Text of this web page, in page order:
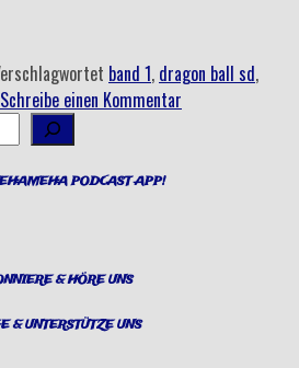
band 1, dragon ball sd,
Schreibe einen Kommentar
PODCAST APP!
& HÖRE UNS
& UNTERSTÜTZE UNS